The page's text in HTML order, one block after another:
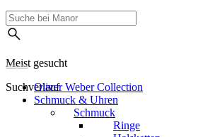
Meist gesucht
SuchverlaufOliver Weber Collection
Schmuck & Uhren
Schmuck
Ringe